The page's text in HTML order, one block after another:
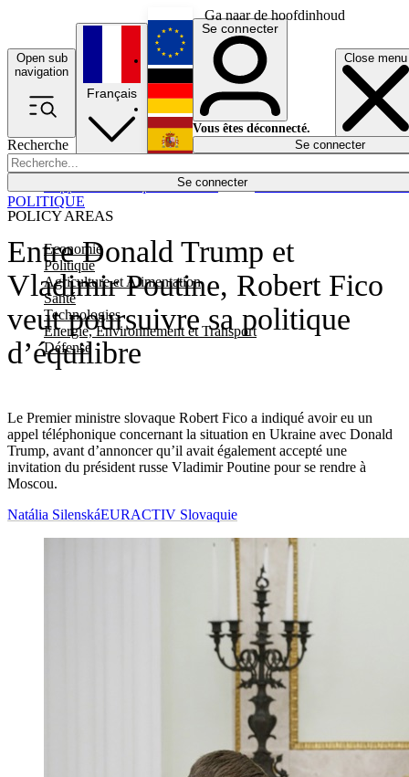
Ga naar de hoofdinhoud
Open sub
navigation
Close menu
Recherche
Se connecter
POLICY AREAS
Economie
Politique
Agriculture et Alimentation
Santé
Technologies
Energie, Environnement et Transport
Défense
Économie
Français
English
Deutsch
Español
Se connecter
Vous êtes déconnecté.
Se connecter
Entre Donald Trump et
Vladimir Poutine, Robert Fico
veut poursuivre sa politique
d’équilibre
Le Premier ministre slovaque Robert Fico a indiqué avoir eu un
appel téléphonique concernant la situation en Ukraine avec Donald
Trump, avant d’annoncer qu’il avait également accepté une
invitation du président russe Vladimir Poutine pour se rendre à
Moscou.
POLITIQUE
Natália SilenskáEURACTIV Slovaquie